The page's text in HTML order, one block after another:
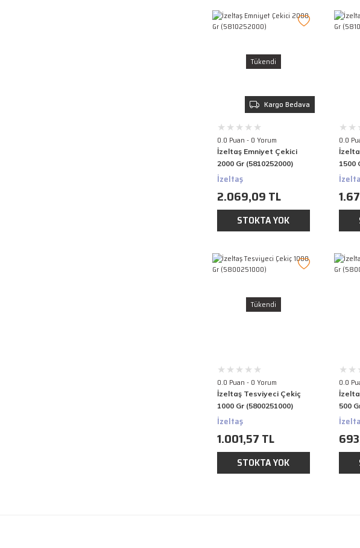
Tükendi
Kargo Bedava
0.0 Puan - 0 Yorum
İzeltaş Emniyet Çekici
2000 Gr (5810252000)
İzeltaş
2.069,09 TL
STOKTA YOK
0.0
1500
Tükendi
0.0 Puan - 0 Yorum
İzeltaş Tesviyeci Çekiç
1000 Gr (5800251000)
İzeltaş
1.001,57 TL
STOKTA YOK
0.0
500